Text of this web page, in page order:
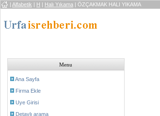
| Alfabetik | H | Halı Yıkama | ÖZÇAKMAK HALI YIKAMA
Menu
Ana Sayfa
Firma Ekle
Uye Girisi
Detaylı arama